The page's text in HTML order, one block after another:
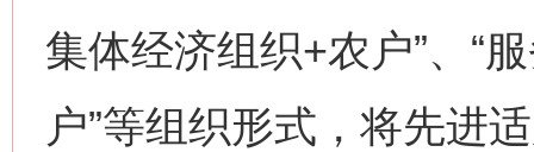
集体经济组织+农户”、“
户”等组织形式，将先进